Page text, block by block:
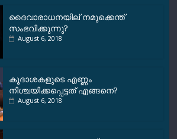
ദൈവാരാധനയില് നമുക്കെന്ത്
സംഭവിക്കുന്നു?
August 6, 2018
കൂദാശകളുടെ എണ്ണം
നിശ്ചയിക്കപ്പെട്ടത് എങ്ങനെ?
August 6, 2018